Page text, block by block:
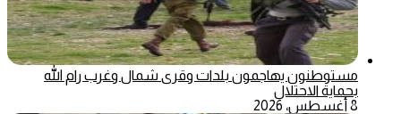
مستوطنون يهاجمون بلدات وقرى شمال وغرب رام الله
بحماية الاحتلال
8 أغسطس، 2026